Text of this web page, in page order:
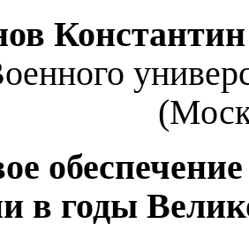
в годы